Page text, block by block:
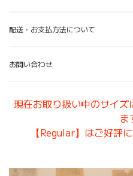
配送・お支払方法について
お問い合わせ
現在お取り扱い中のサイ
ま
【Regular】はご好評